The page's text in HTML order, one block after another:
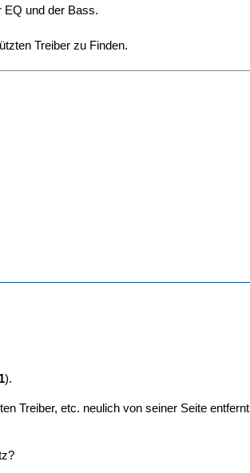
EQ und der Bass.
Treiber zu Finden.
).
Treiber, etc. neulich von seiner Seite entfernt